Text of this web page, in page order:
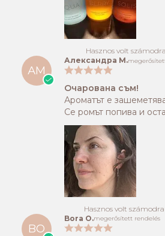
Hasznos volt
АМ
Александра М.
Очарована съм!
Ароматът е
Се ромът попива и
Hasznos volt
BO
Bora O.megerősített rendelés